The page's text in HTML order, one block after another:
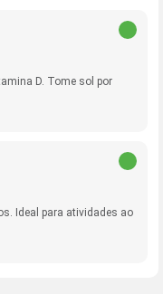
D. Tome sol por
Ideal para atividades ao